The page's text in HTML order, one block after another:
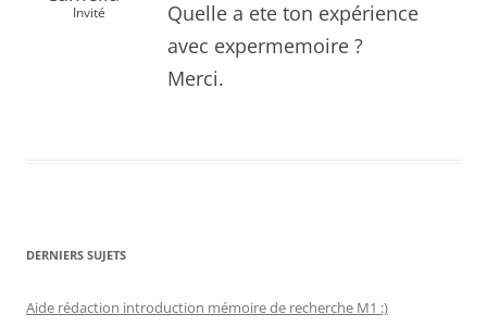
Invité
Quelle a ete ton expérience
avec expermemoire ?
Merci.
DERNIERS SUJETS
Aide rédaction introduction mémoire de recherche M1 :)